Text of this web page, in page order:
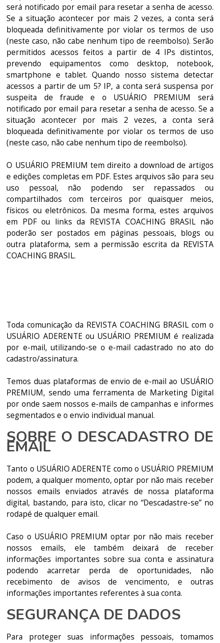
será notificado por email para resetar a senha de acesso.
Se a situação acontecer por mais 2 vezes, a conta será
bloqueada definitivamente por violar os termos de uso
(neste caso, não cabe nenhum tipo de reembolso). Serão
permitidos acessos feitos a partir de 4 IPs distintos,
prevendo equipamentos como desktop, notebook,
smartphone e tablet. Quando nosso sistema detectar
acessos a partir de um 5? IP, a conta será suspensa por
suspeita de fraude e o USUÁRIO PREMIUM será
notificado por email para resetar a senha de acesso. Se a
situação acontecer por mais 2 vezes, a conta será
bloqueada definitivamente por violar os termos de uso
(neste caso, não cabe nenhum tipo de reembolso).
O USUÁRIO PREMIUM tem direito a download de artigos
e edições completas em PDF. Estes arquivos são para seu
uso pessoal, não podendo ser repassados ou
compartilhados com terceiros por quaisquer meios,
físicos ou eletrônicos. Da mesma forma, estes arquivos
em PDF ou links da REVISTA COACHING BRASIL não
poderão ser postados em páginas pessoais, blogs ou
outra plataforma, sem a permissão escrita da REVISTA
COACHING BRASIL.
Toda comunicação da REVISTA COACHING BRASIL com o
USUÁRIO ADERENTE ou USUÁRIO PREMIUM é realizada
por e-mail, utilizando-se o e-mail cadastrado no ato do
cadastro/assinatura.
Temos duas plataformas de envio de e-mail ao USUÁRIO
PREMIUM, sendo uma ferramenta de Marketing Digital
por onde saem nossos e-mails de campanhas e informes
segmentados e o envio individual manual.
SOBRE O DESCADASTRO DE
EMAIL
Tanto o USUÁRIO ADERENTE como o USUÁRIO PREMIUM
podem, a qualquer momento, optar por não mais receber
nossos emails enviados através de nossa plataforma
digital, bastando, para isto, clicar no “Descadastre-se” no
rodapé de qualquer email.
Caso o USUÁRIO PREMIUM optar por não mais receber
nossos emails, ele também deixará de receber
informações importantes sobre sua conta e assinatura
podendo acarretar perda de oportunidades, não
recebimento de avisos de vencimento, e outras
informações importantes referentes à sua conta.
SEGURANÇA DE DADOS
Para proteger suas informações pessoais, tomamos